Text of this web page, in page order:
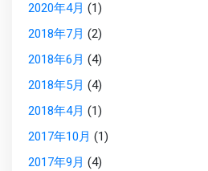
2020年4月 (1)
2018年7月 (2)
2018年6月 (4)
2018年5月 (4)
2018年4月 (1)
2017年10月 (1)
2017年9月 (4)